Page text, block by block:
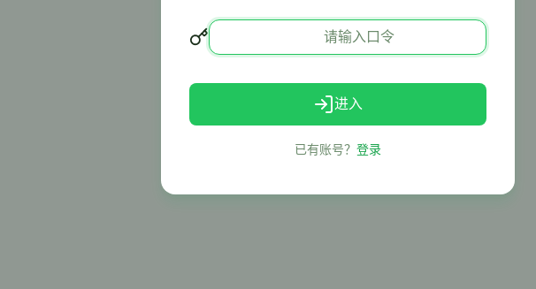
进入
已有账号？ 登录